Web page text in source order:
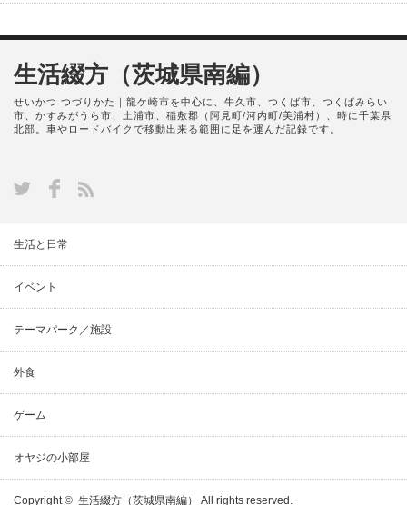
生活綴方（茨城県南編）
せいかつ つづりかた｜龍ケ崎市を中心に、牛久市、つくば市、つくばみらい
市、かすみがうら市、土浦市、稲敷郡（阿見町/河内町/美浦村）、時に千葉県
北部。車やロードバイクで移動出来る範囲に足を運んだ記録です。
生活と日常
イベント
テーマパーク／施設
外食
ゲーム
オヤジの小部屋
Copyright © 生活綴方（茨城県南編） All rights reserved.